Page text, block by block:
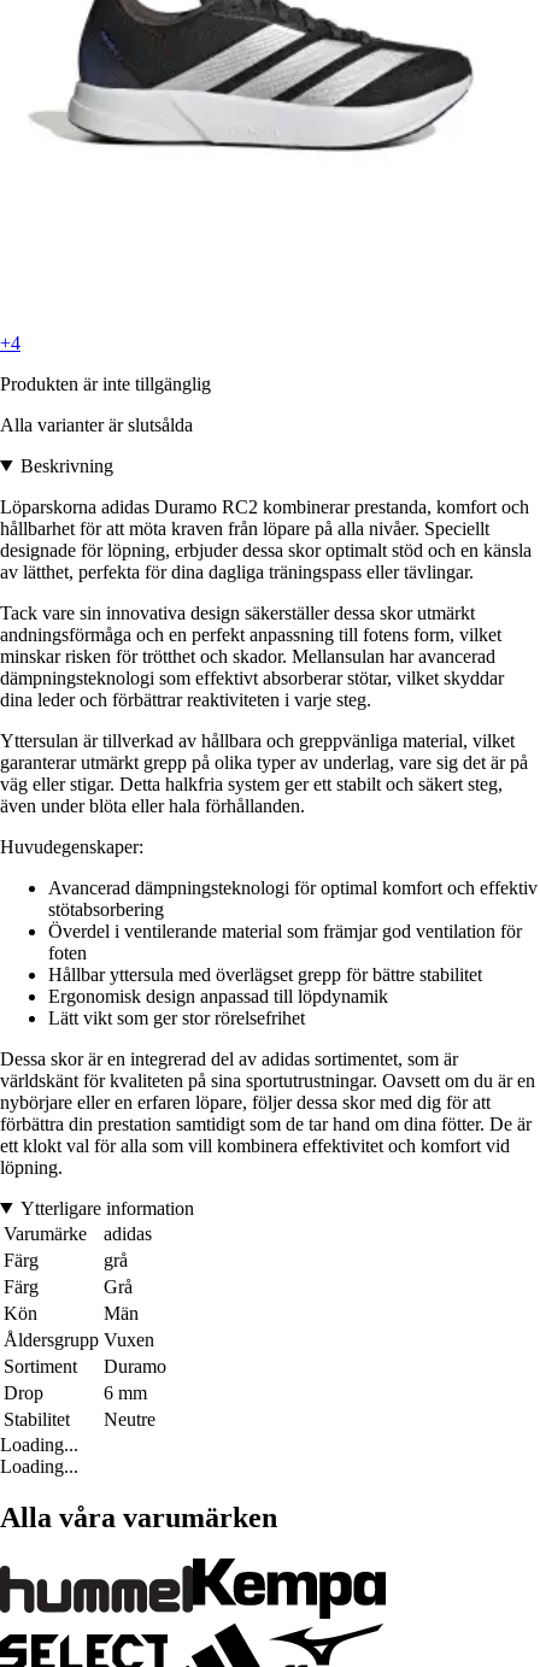
+4
Produkten är inte tillgänglig
Alla varianter är slutsålda
Beskrivning
Löparskorna adidas Duramo RC2 kombinerar prestanda, komfort och
hållbarhet för att möta kraven från löpare på alla nivåer. Speciellt
designade för löpning, erbjuder dessa skor optimalt stöd och en känsla
av lätthet, perfekta för dina dagliga träningspass eller tävlingar.
Tack vare sin innovativa design säkerställer dessa skor utmärkt
andningsförmåga och en perfekt anpassning till fotens form, vilket
minskar risken för trötthet och skador. Mellansulan har avancerad
dämpningsteknologi som effektivt absorberar stötar, vilket skyddar
dina leder och förbättrar reaktiviteten i varje steg.
Yttersulan är tillverkad av hållbara och greppvänliga material, vilket
garanterar utmärkt grepp på olika typer av underlag, vare sig det är på
väg eller stigar. Detta halkfria system ger ett stabilt och säkert steg,
även under blöta eller hala förhållanden.
Huvudegenskaper:
Avancerad dämpningsteknologi för optimal komfort och effektiv
stötabsorbering
Överdel i ventilerande material som främjar god ventilation för
foten
Hållbar yttersula med överlägset grepp för bättre stabilitet
Ergonomisk design anpassad till löpdynamik
Lätt vikt som ger stor rörelsefrihet
Dessa skor är en integrerad del av adidas sortimentet, som är
världskänt för kvaliteten på sina sportutrustningar. Oavsett om du är en
nybörjare eller en erfaren löpare, följer dessa skor med dig för att
förbättra din prestation samtidigt som de tar hand om dina fötter. De är
ett klokt val för alla som vill kombinera effektivitet och komfort vid
löpning.
Ytterligare information
Varumärke
adidas
Färg
grå
Färg
Grå
Kön
Män
Åldersgrupp Vuxen
Sortiment
Duramo
Drop
6 mm
Stabilitet
Neutre
Loading...
Loading...
Alla våra varumärken